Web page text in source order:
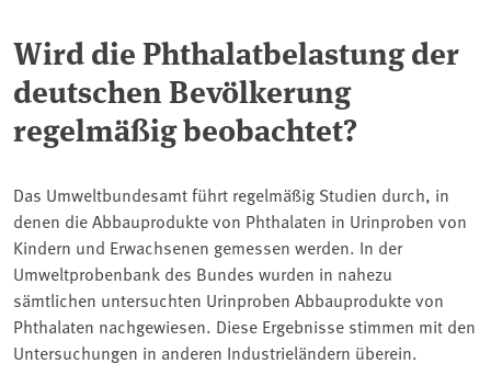
Wird die Phthalatbelastung der
deutschen Bevölkerung
regelmäßig beobachtet?
Das Umweltbundesamt führt regelmäßig Studien durch, in
denen die Abbauprodukte von Phthalaten in Urinproben von
Kindern und Erwachsenen gemessen werden. In der
Umweltprobenbank des Bundes wurden in nahezu
sämtlichen untersuchten Urinproben Abbauprodukte von
Phthalaten nachgewiesen. Diese Ergebnisse stimmen mit den
Untersuchungen in anderen Industrieländern überein.